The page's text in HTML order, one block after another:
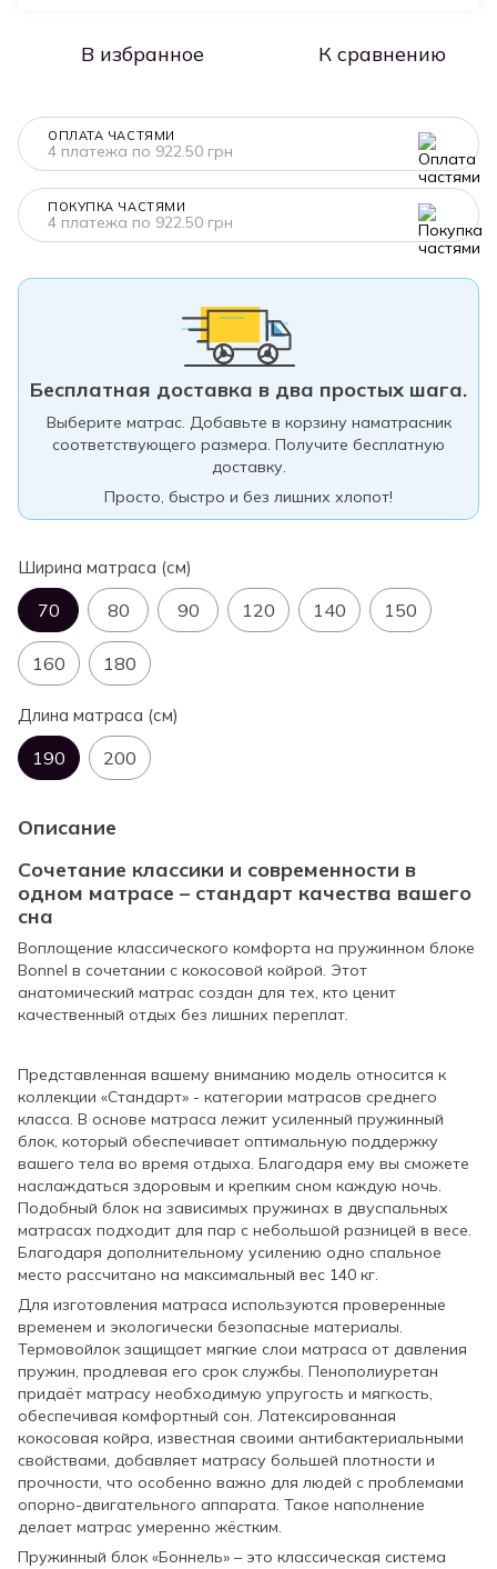
В избранное К сравнению
ОПЛАТА ЧАСТЯМИ
4 платежа по 922.50 грн
ПОКУПКА ЧАСТЯМИ
4 платежа по 922.50 грн
Бесплатная доставка в два простых шага.
Выберите матрас. Добавьте в корзину наматрасник
соответствующего размера. Получите бесплатную
доставку.
Просто, быстро и без лишних хлопот!
Ширина матраса (см)
70 80 90 120 140 150
160 180
Длина матраса (см)
190 200
Описание
Сочетание классики и современности в
одном матрасе – стандарт качества вашего
сна
Воплощение классического комфорта на пружинном блоке
Bonnel в сочетании с кокосовой койрой. Этот
анатомический матрас создан для тех, кто ценит
качественный отдых без лишних переплат.
Представленная вашему вниманию модель относится к
коллекции «Стандарт» - категории матрасов среднего
класса. В основе матраса лежит усиленный пружинный
блок, который обеспечивает оптимальную поддержку
вашего тела во время отдыха. Благодаря ему вы сможете
наслаждаться здоровым и крепким сном каждую ночь.
Подобный блок на зависимых пружинах в двуспальных
матрасах подходит для пар с небольшой разницей в весе.
Благодаря дополнительному усилению одно спальное
место рассчитано на максимальный вес 140 кг.
Для изготовления матраса используются проверенные
временем и экологически безопасные материалы.
Термовойлок защищает мягкие слои матраса от давления
пружин, продлевая его срок службы. Пенополиуретан
придаёт матрасу необходимую упругость и мягкость,
обеспечивая комфортный сон. Латексированная
кокосовая койра, известная своими антибактериальными
свойствами, добавляет матрасу большей плотности и
прочности, что особенно важно для людей с проблемами
опорно-двигательного аппарата. Такое наполнение
делает матрас умеренно жёстким.
Пружинный блок «Боннель» – это классическая система